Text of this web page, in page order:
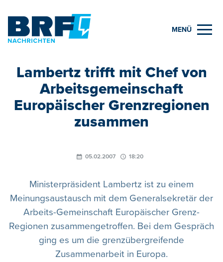
MENÜ
Lambertz trifft mit Chef von
Arbeitsgemeinschaft
Europäischer Grenzregionen
zusammen
05.02.2007 18:20
Ministerpräsident Lambertz ist zu einem
Meinungsaustausch mit dem Generalsekretär der
Arbeits-Gemeinschaft Europäischer Grenz-
Regionen zusammengetroffen. Bei dem Gespräch
ging es um die grenzübergreifende
Zusammenarbeit in Europa.